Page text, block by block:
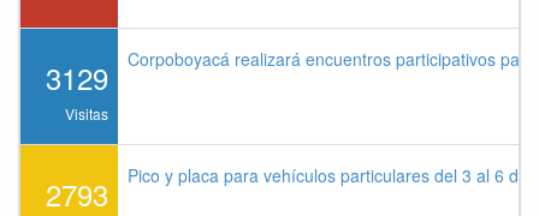
3129
Visitas
Corpoboyacá realizará encuentros participativos
2793 Pico y placa para vehículos particulares del 3 al 6 de